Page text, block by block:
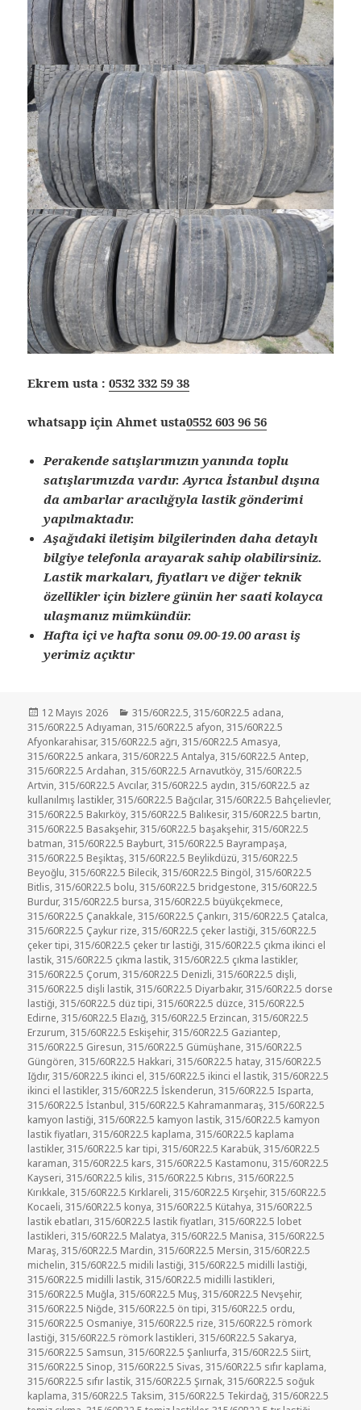
Ekrem usta :0532 332 59 38
whatsapp için Ahmet usta0552 603 96 56
Perakende satışlarımızın yanında toplu
satışlarımızda vardır. Ayrıca İstanbul dışına
da ambarlar aracılığıyla lastik gönderimi
yapılmaktadır.
Aşağıdaki iletişim bilgilerinden daha detaylı
bilgiye telefonla arayarak sahip olabilirsiniz.
Lastik markaları, fiyatları ve diğer teknik
özellikler için bizlere günün her saati kolayca
ulaşmanız mümkündür.
Hafta içi ve hafta sonu 09.00-19.00 arası iş
yerimiz açıktır
Yayın
tarihi
12 Mayıs 2026 Kategoriler
315/60R22.5,315/60R22.5 adana,
315/60R22.5 Adıyaman,315/60R22.5 afyon,315/60R22.5
Afyonkarahisar,315/60R22.5 ağrı,315/60R22.5 Amasya,
315/60R22.5 ankara,315/60R22.5 Antalya,315/60R22.5 Antep,
315/60R22.5 Ardahan,315/60R22.5 Arnavutköy,315/60R22.5
Artvin,315/60R22.5 Avcılar,315/60R22.5 aydın,315/60R22.5 az
kullanılmış lastikler,315/60R22.5 Bağcılar,315/60R22.5 Bahçelievler,
315/60R22.5 Bakırköy,315/60R22.5 Balıkesir,315/60R22.5 bartın,
315/60R22.5 Basakşehir,315/60R22.5 başakşehir,315/60R22.5
batman,315/60R22.5 Bayburt,315/60R22.5 Bayrampaşa,
315/60R22.5 Beşiktaş,315/60R22.5 Beylikdüzü,315/60R22.5
Beyoğlu,315/60R22.5 Bilecik,315/60R22.5 Bingöl,315/60R22.5
Bitlis,315/60R22.5 bolu,315/60R22.5 bridgestone,315/60R22.5
Burdur,315/60R22.5 bursa,315/60R22.5 büyükçekmece,
315/60R22.5 Çanakkale,315/60R22.5 Çankırı,315/60R22.5 Çatalca,
315/60R22.5 Çaykur rize,315/60R22.5 çeker lastiği,315/60R22.5
çeker tipi,315/60R22.5 çeker tır lastiği,315/60R22.5 çıkma ikinci el
lastik,315/60R22.5 çıkma lastik,315/60R22.5 çıkma lastikler,
315/60R22.5 Çorum,315/60R22.5 Denizli,315/60R22.5 dişli,
315/60R22.5 dişli lastik,315/60R22.5 Diyarbakır,315/60R22.5 dorse
lastiği,315/60R22.5 düz tipi,315/60R22.5 düzce,315/60R22.5
Edirne,315/60R22.5 Elazığ,315/60R22.5 Erzincan,315/60R22.5
Erzurum,315/60R22.5 Eskişehir,315/60R22.5 Gaziantep,
315/60R22.5 Giresun,315/60R22.5 Gümüşhane,315/60R22.5
Güngören,315/60R22.5 Hakkari,315/60R22.5 hatay,315/60R22.5
Iğdır,315/60R22.5 ikinci el,315/60R22.5 ikinci el lastik,315/60R22.5
ikinci el lastikler,315/60R22.5 İskenderun,315/60R22.5 Isparta,
315/60R22.5 İstanbul,315/60R22.5 Kahramanmaraş,315/60R22.5
kamyon lastiği,315/60R22.5 kamyon lastik,315/60R22.5 kamyon
lastik fiyatları,315/60R22.5 kaplama,315/60R22.5 kaplama
lastikler,315/60R22.5 kar tipi,315/60R22.5 Karabük,315/60R22.5
karaman,315/60R22.5 kars,315/60R22.5 Kastamonu,315/60R22.5
Kayseri,315/60R22.5 kilis,315/60R22.5 Kıbrıs,315/60R22.5
Kırıkkale,315/60R22.5 Kırklareli,315/60R22.5 Kırşehir,315/60R22.5
Kocaeli,315/60R22.5 konya,315/60R22.5 Kütahya,315/60R22.5
lastik ebatları,315/60R22.5 lastik fiyatları,315/60R22.5 lobet
lastikleri,315/60R22.5 Malatya,315/60R22.5 Manisa,315/60R22.5
Maraş,315/60R22.5 Mardin,315/60R22.5 Mersin,315/60R22.5
michelin,315/60R22.5 midili lastiği,315/60R22.5 midilli lastiği,
315/60R22.5 midilli lastik,315/60R22.5 midilli lastikleri,
315/60R22.5 Muğla,315/60R22.5 Muş,315/60R22.5 Nevşehir,
315/60R22.5 Niğde,315/60R22.5 ön tipi,315/60R22.5 ordu,
315/60R22.5 Osmaniye,315/60R22.5 rize,315/60R22.5 römork
lastiği,315/60R22.5 römork lastikleri,315/60R22.5 Sakarya,
315/60R22.5 Samsun,315/60R22.5 Şanlıurfa,315/60R22.5 Siirt,
315/60R22.5 Sinop,315/60R22.5 Sivas,315/60R22.5 sıfır kaplama,
315/60R22.5 sıfır lastik,315/60R22.5 Şırnak,315/60R22.5 soğuk
kaplama,315/60R22.5 Taksim,315/60R22.5 Tekirdağ,315/60R22.5